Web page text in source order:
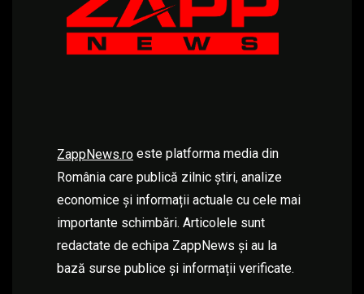
ZappNews.ro este platforma media din
România care publică zilnic știri, analize
economice și informații actuale cu cele mai
importante schimbări. Articolele sunt
redactate de echipa ZappNews și au la
bază surse publice și informații verificate.